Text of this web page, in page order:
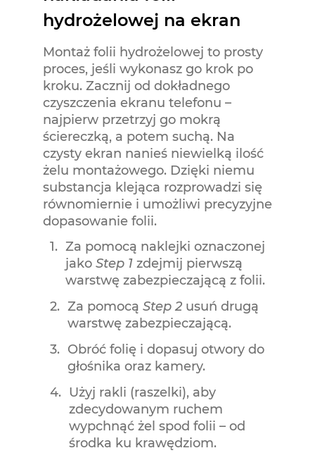
hydrożelowej na ekran
Montaż folii hydrożelowej to prosty
proces, jeśli wykonasz go krok po
kroku. Zacznij od dokładnego
czyszczenia ekranu telefonu –
najpierw przetrzyj go mokrą
ściereczką, a potem suchą. Na
czysty ekran nanieś niewielką ilość
żelu montażowego. Dzięki niemu
substancja klejąca rozprowadzi się
równomiernie i umożliwi precyzyjne
dopasowanie folii.
Za pomocą naklejki oznaczonej
jako Step 1 zdejmij pierwszą
warstwę zabezpieczającą z folii.
Za pomocą Step 2 usuń drugą
warstwę zabezpieczającą.
Obróć folię i dopasuj otwory do
głośnika oraz kamery.
Użyj rakli (raszelki), aby
zdecydowanym ruchem
wypchnąć żel spod folii – od
środka ku krawędziom.